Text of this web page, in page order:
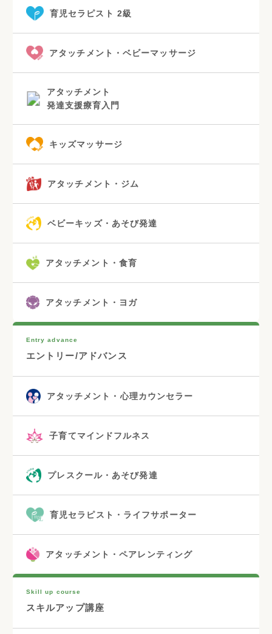
育児セラピスト 2級
アタッチメント・ベビーマッサージ
アタッチメント
発達支援療育入門
キッズマッサージ
アタッチメント・ジム
ベビーキッズ・あそび発達
アタッチメント・食育
アタッチメント・ヨガ
Entry advance
エントリー/アドバンス
アタッチメント・心理カウンセラー
子育てマインドフルネス
プレスクール・あそび発達
育児セラピスト・ライフサポーター
アタッチメント・ペアレンティング
Skill up course
スキルアップ講座